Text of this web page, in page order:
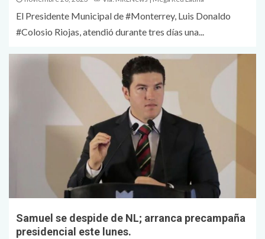
El Presidente Municipal de #Monterrey, Luis Donaldo
#Colosio Riojas, atendió durante tres días una...
Samuel se despide de NL; arranca precampaña
presidencial este lunes.